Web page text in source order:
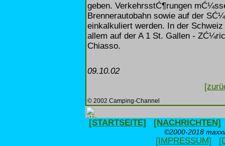
geben. VerkehrsstĆ¶rungen
Brennerautobahn sowie auf der
einkalkuliert werden. In der
allem auf der A 1 St. Gallen -
Chiasso.
09.10.02
© 2002 Camping-Channel
[STARTSEITE] [NACHRICHTEN]
©2000-2018
[IMPRESSUM]